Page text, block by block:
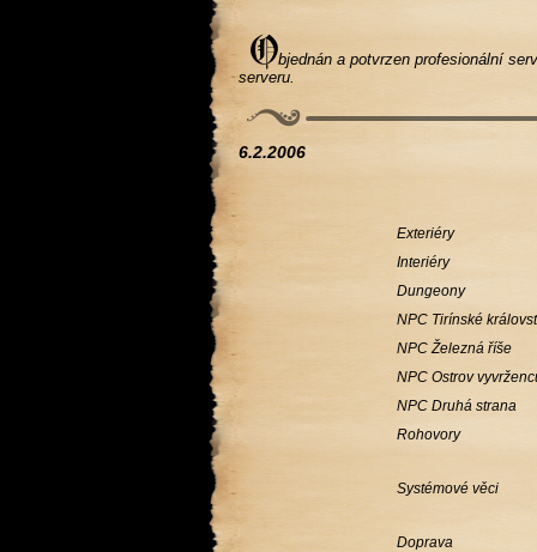
bjednán a potvrzen profesionální
serveru.
6.2.2006
Exteriéry
Interiéry
Dungeony
NPC Tirínské
NPC Železná říše
NPC Ostrov
NPC Druhá strana
Rohovory
Systémové věci
Doprava